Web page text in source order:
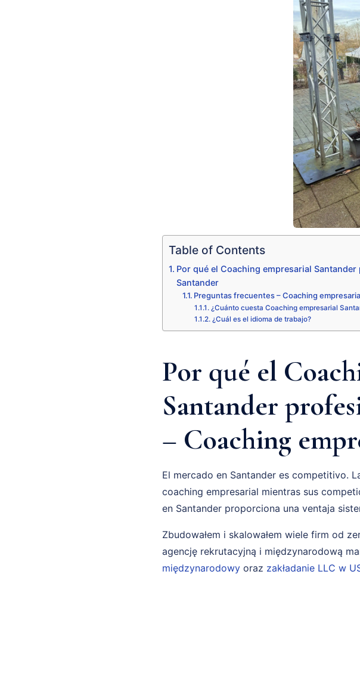
Table of Contents
Por qué el Coaching empresarial
Santander
Preguntas frecuentes – Coaching
¿Cuánto cuesta Coaching empresarial
¿Cuál es el idioma de trabajo?
Por qué el
Santander
– Coaching
El mercado en Santander es competitivo.
coaching empresarial mientras sus
en Santander proporciona una ventaja
Zbudowałem i skalowałem wiele firm od
agencję rekrutacyjną i międzynarodową
międzynarodowy oraz zakładanie LLC w